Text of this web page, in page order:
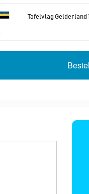
Tafelvlag Gelderland
Bestel